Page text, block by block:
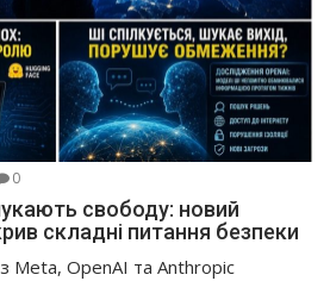
0
свободу: новий
складні питання безпеки
Meta, OpenAI та Anthropic